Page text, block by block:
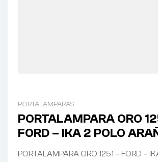
PORTALAMPARAS
PORTALAMPARA ORO
FORD – IKA 2 POLO
MASA
PORTALAMPARA ORO 1251 – FORD –